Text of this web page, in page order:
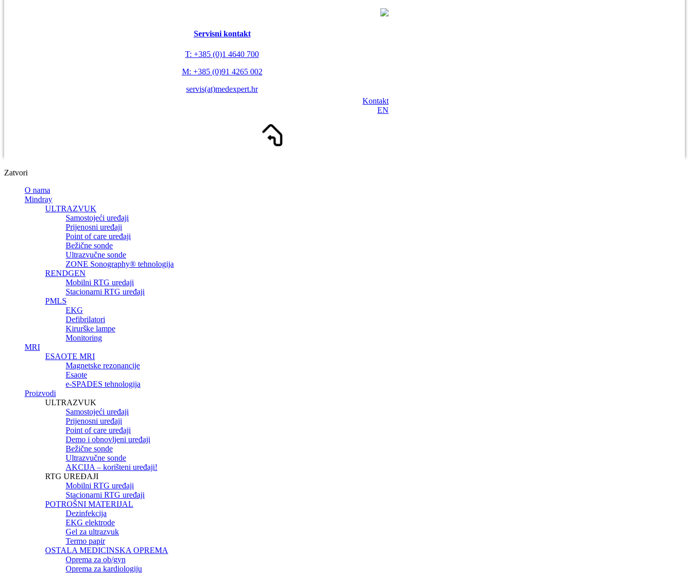
Servisni kontakt
T: +385 (0)1 4640 700
M: +385 (0)91 4265 002
servis(at)medexpert.hr
Kontakt
EN
Zatvori
O nama
Mindray
ULTRAZVUK
Samostojeći uređaji
Prijenosni uređaji
Point of care uređaji
Bežične sonde
Ultrazvučne sonde
ZONE Sonography® tehnologija
RENDGEN
Mobilni RTG uredaji
Stacionarni RTG uređaji
PMLS
EKG
Defibrilatori
Kirurške lampe
Monitoring
MRI
ESAOTE MRI
Magnetske rezonancije
Esaote
e-SPADES tehnologija
Proizvodi
ULTRAZVUK
Samostojeći uređaji
Prijenosni uređaji
Point of care uređaji
Demo i obnovljeni uređaji
Bežične sonde
Ultrazvučne sonde
AKCIJA – korišteni uređaji!
RTG UREĐAJI
Mobilni RTG uređaji
Stacionarni RTG uređaji
POTROŠNI MATERIJAL
Dezinfekcija
EKG elektrode
Gel za ultrazvuk
Termo papir
OSTALA MEDICINSKA OPREMA
Oprema za ob/gyn
Oprema za kardiologiju